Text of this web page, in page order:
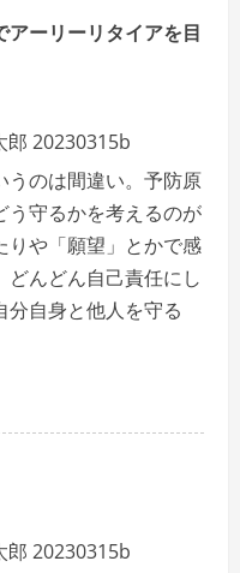
ーリーリタイアを目
郎 20230315b
うのは間違い。予防原
う守るかを考えるのが
りや「願望」とかで感
んどん自己責任にし
分自身と他人を守る
郎 20230315b